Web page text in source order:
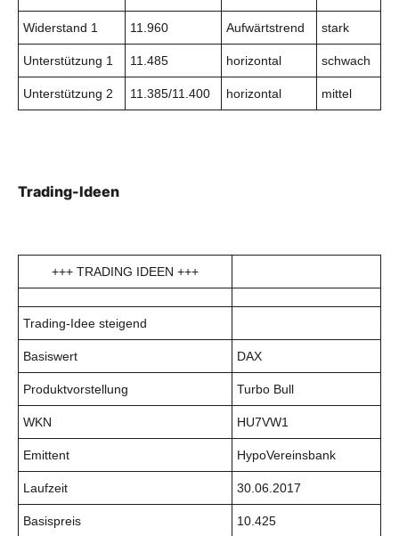
Widerstand 1 11.960 Aufwärtstrend stark
Unterstützung 1 11.485 horizontal schwach
Unterstützung 2 11.385/11.400 horizontal mittel
Trading-Ideen
+++ TRADING IDEEN +++
Trading-Idee steigend
Basiswert DAX
Produktvorstellung Turbo Bull
WKN HU7VW1
Emittent HypoVereinsbank
Laufzeit 30.06.2017
Basispreis 10.425